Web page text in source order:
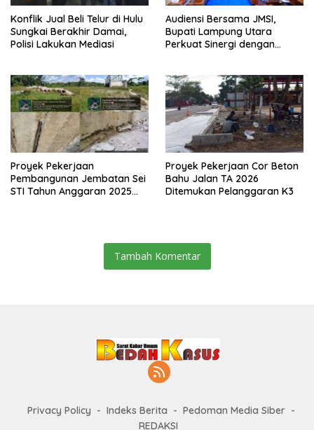
Konflik Jual Beli Telur di Hulu
Sungkai Berakhir Damai,
Polisi Lakukan Mediasi
Audiensi Bersama JMSI,
Bupati Lampung Utara
Perkuat Sinergi dengan
Proyek Pekerjaan
Pembangunan Jembatan Sei
STI Tahun Anggaran 2025
Proyek Pekerjaan Cor Beton
Bahu Jalan TA 2026
Ditemukan Pelanggaran K3
Tambah Komentar
Privacy Policy Indeks Berita
Pedoman Media Siber
REDAKSI